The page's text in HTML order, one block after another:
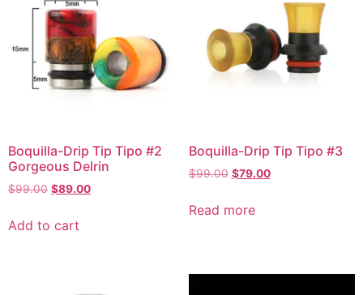
Boquilla-Drip Tip Tipo #2
Gorgeous Delrin
$99.00 $89.00
Add to cart
Boquilla-Drip Tip Tipo #3
$99.00 $79.00
Read more